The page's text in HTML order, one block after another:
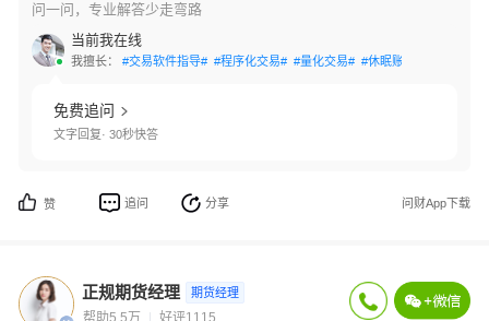
问一问，专业解答少走弯路
当前我在线
我擅长： #交易软件指导# #程序化交易# #量化交易# #休眠账户激活#
免费追问
文字回复· 30秒快答
赞 追问 分享 问财App下载
正规期货经理 期货经理